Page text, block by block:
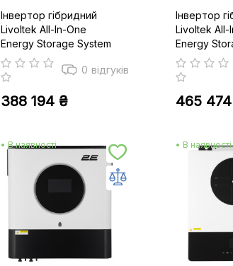
Інвертор гібридний
Livoltek All-In-One
Energy Storage System
ESS 5/20 kWth
0 відгуків
388 194 ₴
Інвертор
Livoltek All-
Energy
ESS 5/25
465
• В наявності • В наявності